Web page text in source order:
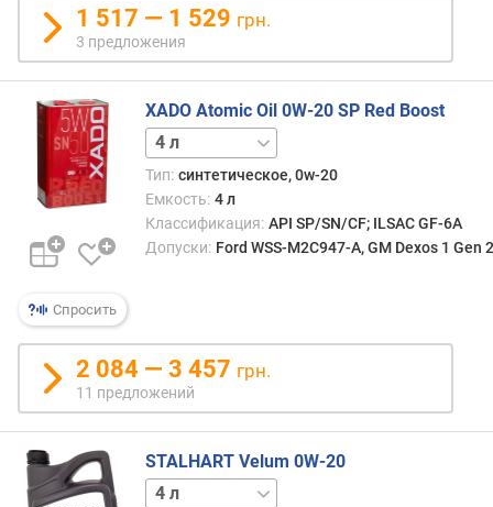
ы
в
а
м
п
о
д
а
е
д
б
а
л
н
я
1 517 — 1 529 грн.
3 предложения
Спросить
XADO Atomic Oil 0W-20 SP Red Boost
1 л
Тип: синтетическое, 0w-20
Емкость: 4 л
Классификация: API SP/SN/CF; ILSAC GF-6A
Допуски: Ford WSS-M2C947-A, GM Dexos 1 Gen
2 084 — 3 457 грн.
11 предложений
STALHART Velum 0W-20
1 л